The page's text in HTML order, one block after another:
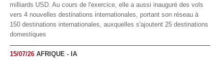
milliards USD. Au cours de l'exercice, elle a aussi inauguré des vols
vers 4 nouvelles destinations internationales, portant son réseau à
150 destinations internationales, auxquelles s'ajoutent 25 destinations
domestiques
15/07/26 AFRIQUE - IA